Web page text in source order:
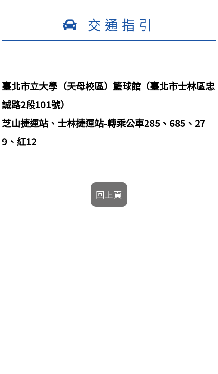
交通指引
臺北市立大學（天母校區）籃球館（臺北市士林區忠
誠路2段101號）
芝山捷運站、士林捷運站-轉乘公車285、685、27
9、紅12